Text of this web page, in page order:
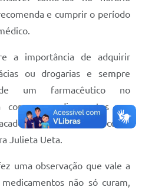
e cumprir o período
a importância de adquirir
ou drogarias e sempre
um farmacêutico no
compre medicamentos em
alertou a docente
Julieta Ueta.
uma observação que vale a
não só curam,